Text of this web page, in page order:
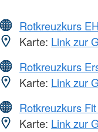
Rotkreuzkurs
Karte: Link zur
Rotkreuzkurs
Karte: Link zur
Rotkreuzkurs
Karte: Link zur